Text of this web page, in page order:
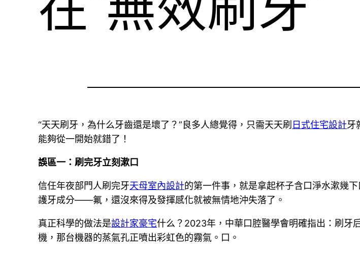
“天天刷牙，為什么牙齒還是壞了？”良多人總覺得，只需天天刷 日式住宅設計牙
能夠從一開始就錯了！
誤區一：刷完牙立刻漱口
信任年夜部門人刷完牙天母室內設計的第一件事，就是拿起杯子含口淨水漱幾
護牙成分——氟，還沒來得及發揮感化就被無情地沖失落了。
真正科學的做法是設計家豪宅什么？2023年，中華口腔醫學會明確指出：刷牙
機，那台機器的蒸氣孔正噴出彩虹色的霧氣。口。